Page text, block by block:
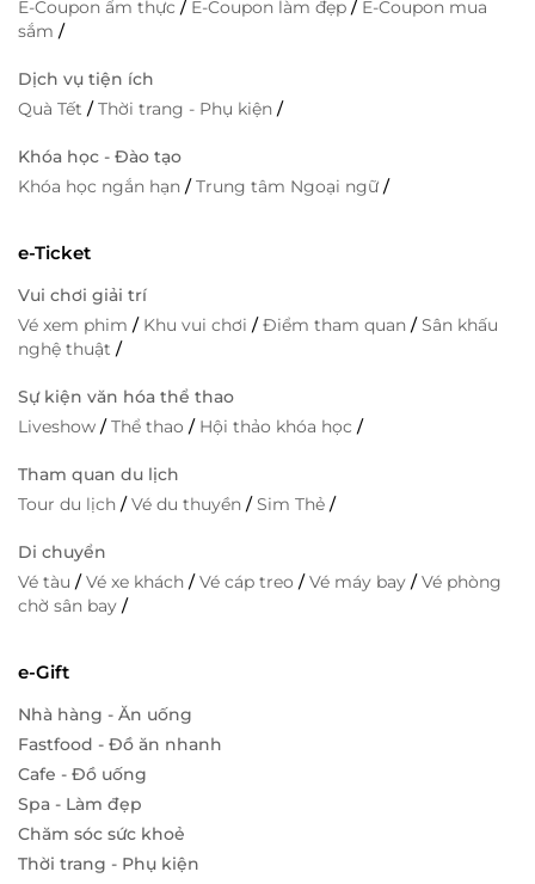
E-Coupon ẩm thực / E-Coupon làm đẹp / E-Coupon mua
sắm /
Dịch vụ tiện ích
Quà Tết /Thời trang - Phụ kiện /
Khóa học - Đào tạo
Khóa học ngắn hạn /Trung tâm Ngoại ngữ/
e-Ticket
Vui chơi giải trí
Vé xem phim / Khu vui chơi /Điểm tham quan /Sân khấu
nghệ thuật /
Sự kiện văn hóa thể thao
Liveshow /Thể thao / Hội thảo khóa học /
Tham quan du lịch
Tour du lịch /Vé du thuyền /Sim Thẻ /
Di chuyển
Vé tàu /Vé xe khách /Vé cáp treo /Vé máy bay /Vé phòng
chờ sân bay /
e-Gift
Nhà hàng - Ăn uống
Fastfood - Đồ ăn nhanh
Cafe - Đồ uống
Spa - Làm đẹp
Chăm sóc sức khoẻ
Thời trang - Phụ kiện